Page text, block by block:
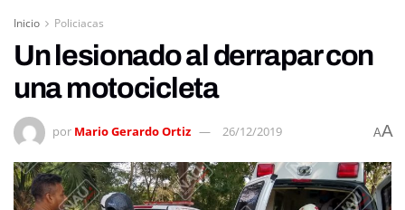
Inicio Policiacas
Un lesionado al derrapar con
una motocicleta
por Mario Gerardo Ortiz 26/12/2019 AA